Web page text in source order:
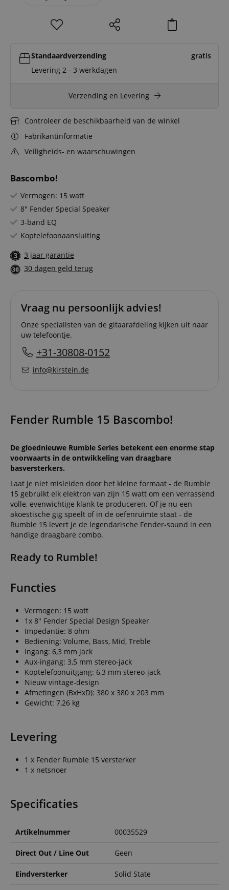
Bascombo!
Vermogen: 15 watt
8" Fender Special Speaker
3-band EQ
Koptelefoonaansluiting
3 jaar garantie
30 dagen geld terug
Standaardverzending
gratis
Levering 2 - 3 werkdagen
Verzending en Levering
Controleer de beschikbaarheid van de winkel
Fabrikantinformatie
Veiligheids- en waarschuwingen
Vraag nu persoonlijk advies!
Onze specialisten van de gitaarafdeling kijken uit naar
uw telefoontje.
+31-30808-0152
info@kirstein.de
Fender Rumble 15 Bascombo!
De gloednieuwe Rumble Series betekent een enorme stap
voorwaarts in de ontwikkeling van draagbare
basversterkers.
Laat je niet misleiden door het kleine formaat - de Rumble
15 gebruikt elk elektron van zijn 15 watt om een verrassend
volle, evenwichtige klank te produceren. Of je nu een
akoestische gig speelt of in de oefenruimte staat - de
Rumble 15 levert je de legendarische Fender-sound in een
handige draagbare combo.
Ready to Rumble!
Functies
Vermogen: 15 watt
1x 8" Fender Special Design Speaker
Impedantie: 8 ohm
Bediening: Volume, Bass, Mid, Treble
Ingang: 6,3 mm jack
Aux-ingang: 3,5 mm stereo-jack
Koptelefoonuitgang: 6,3 mm stereo-jack
Nieuw vintage-design
Afmetingen (BxHxD): 380 x 380 x 203 mm
Gewicht: 7,26 kg
Levering
1 x Fender Rumble 15 versterker
1 x netsnoer
Specificaties
Artikelnummer 00035529
Direct Out / Line Out Geen
Eindversterker Solid State